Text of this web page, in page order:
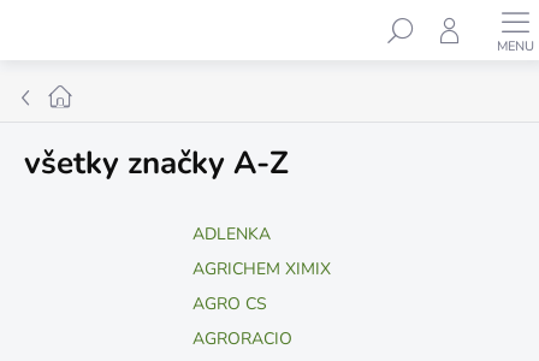
obsah
Hľadať
Domov
všetky značky A-Z
ADLENKA
AGRICHEM XIMIX
AGRO CS
AGRORACIO